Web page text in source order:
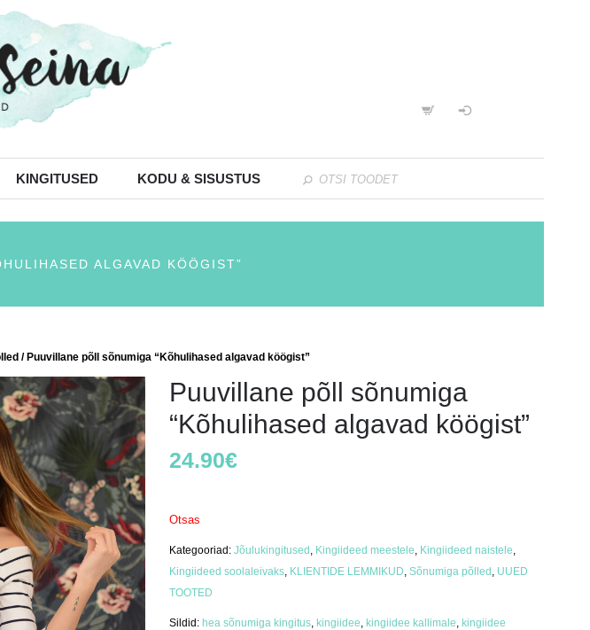
KINGITUSED KODU & SISUSTUS
ALGAVAD KÖÖGIST”
/ Puuvillane põll sõnumiga “Kõhulihased algavad köögist”
Puuvillane põll sõnumiga
“Kõhulihased algavad köögist”
24.90€
Otsas
Kategooriad:Jõulukingitused Kingiideed meestele Kingiideed naistele
Kingiideed soolaleivaks KLIENTIDE LEMMIKUD ,Sõnumiga põlled UUED
TOOTED
Sildid:hea sõnumiga kingitus ,kingiidee ,kingiidee kallimale ,kingiidee